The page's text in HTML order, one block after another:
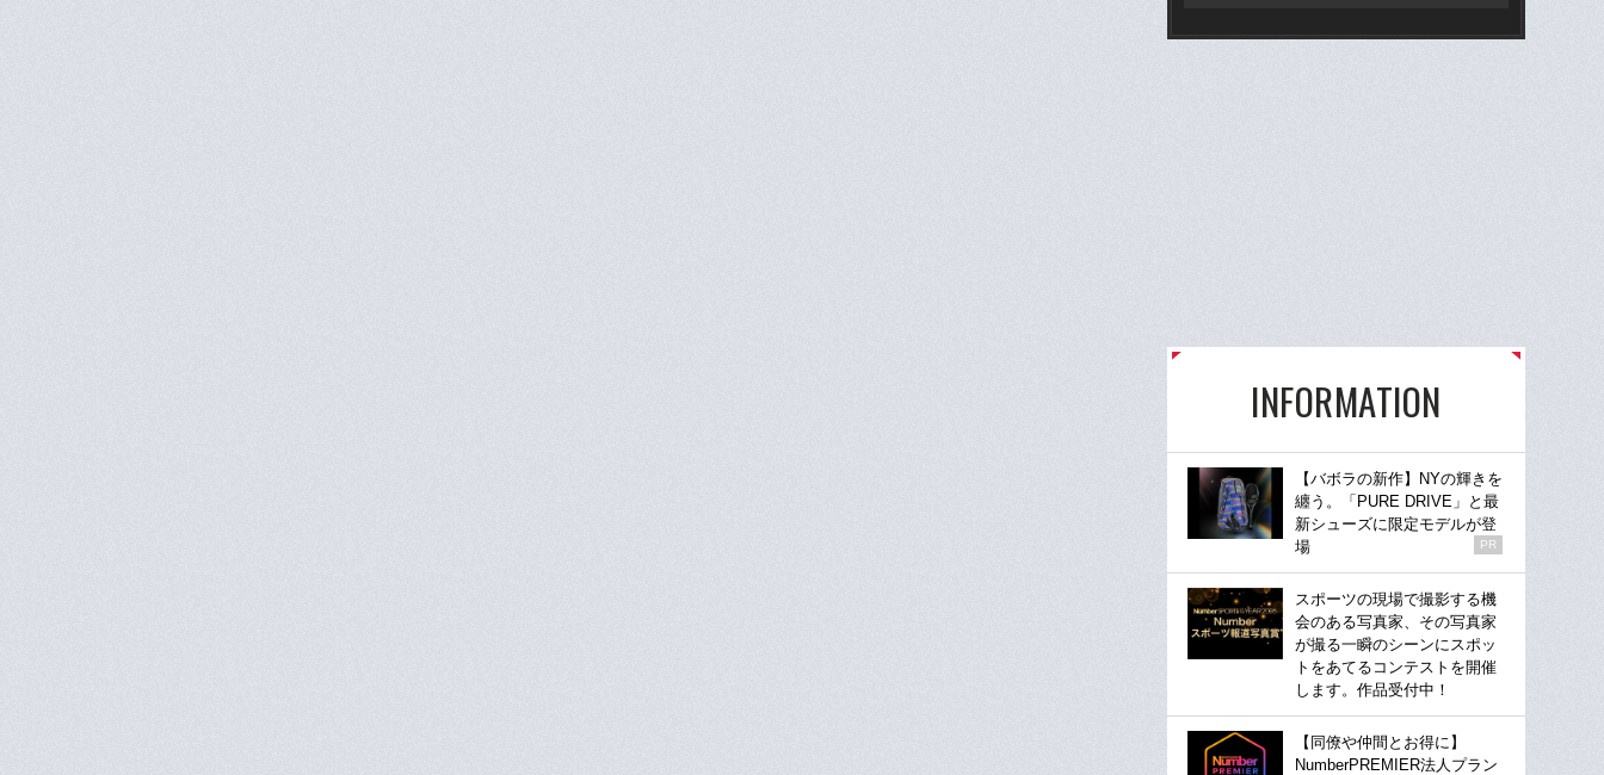
INFORMATION
【バボラの新作】NYの輝きを
纏う。「PURE DRIVE」と最
新シューズに限定モデルが登
場
PR
スポーツの現場で撮影する機
会のある写真家、その写真家
が撮る一瞬のシーンにスポッ
トをあてるコンテストを開催
します。作品受付中！
【同僚や仲間とお得に】
NumberPREMIER法人プラン